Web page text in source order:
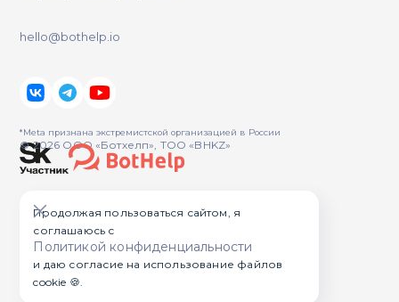
Продолжая пользоваться сайтом, я
соглашаюсь с
Политикой конфиденциальности
и даю согласие на использование файлов
cookie 🍪.
*Meta признана экстремистcкой организацией в России
© 2026 ООО «Ботхелп», ТОО «BHKZ»
hello@bothelp.io